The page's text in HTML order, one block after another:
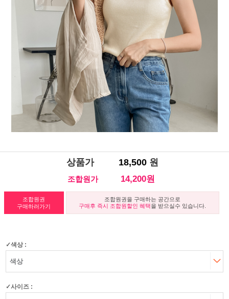
상품가 18,500 원
조합원가 14,200원
조합원권
구매하러가기
조합원권을 구매하는 공간으로
구매후 즉시 조합원할인 혜택을 받으실수 있습니다.
색상 :
사이즈 :